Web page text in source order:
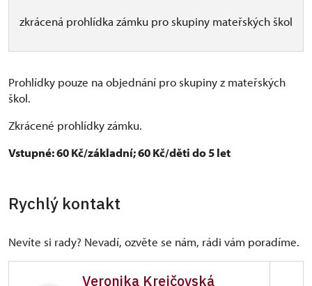
zkrácená prohlídka zámku pro skupiny mateřských škol
Prohlídky pouze na objednání pro skupiny z mateřských
škol.
Zkrácené prohlídky zámku.
Vstupné: 60 Kč/základní; 60 Kč/děti do 5 let
Rychlý kontakt
Nevíte si rady? Nevadí, ozvěte se nám, rádi vám poradíme.
Veronika Krejčovská